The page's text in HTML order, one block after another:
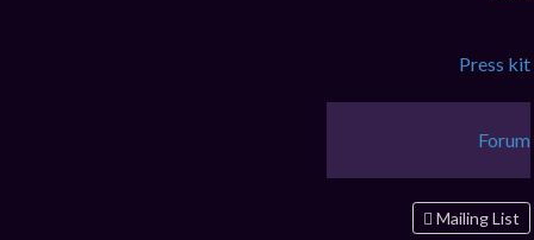
Press kit
Forum
Mailing List